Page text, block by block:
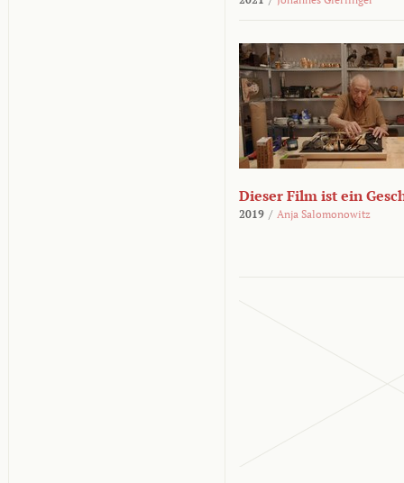
Dieser Film ist ein
2019 / Anja Salomonowitz